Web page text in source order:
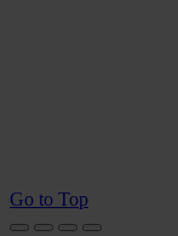
Go to Top